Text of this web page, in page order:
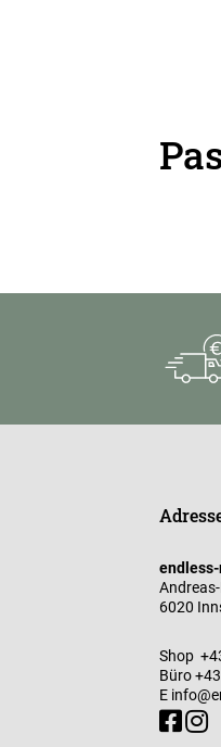
6020
Shop
Büro
E